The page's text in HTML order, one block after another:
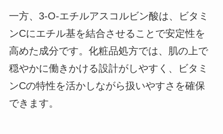
一方、3-O-エチルアスコルビン酸は、ビタミ
ンCにエチル基を結合させることで安定性を
高めた成分です。化粧品処方では、肌の上で
穏やかに働きかける設計がしやすく、ビタミ
ンCの特性を活かしながら扱いやすさを確保
できます。